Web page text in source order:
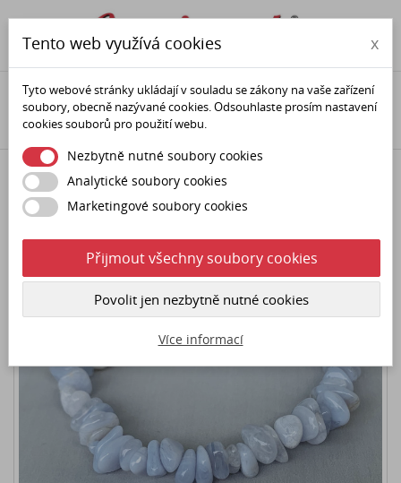

Domů Minerály (polodrahokamy) Šperky
Náramky
Zlomkové náramky
Chalcedon modrý sekaný náramek
Tento web využívá cookies x
Tyto webové stránky ukládají v souladu se zákony na vaše zařízení
soubory, obecně nazývané cookies. Odsouhlaste prosím nastavení
cookies souborů pro použití webu.
Nezbytně nutné soubory cookies
Analytické soubory cookies
Marketingové soubory cookies
Přijmout všechny soubory cookies
Povolit jen nezbytně nutné cookies
Více informací